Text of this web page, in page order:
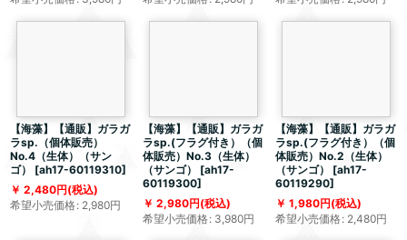
【海藻】【通販】ガラガ
ラsp.（個体販売）
No.4（生体）（サン
ゴ）
[ah17-60119310]
2,480円(税込)
希望小売価格: 2,980円
【海藻】【通販】ガラガ
ラsp.(フラグ付き）（個
体販売）No.3（生体）
（サンゴ）
[ah17-
60119300]
2,980円(税込)
希望小売価格: 3,980円
【海藻】【通販】ガラガ
ラsp.(フラグ付き）（個
体販売）No.2（生体）
（サンゴ）
[ah17-
60119290]
1,980円(税込)
希望小売価格: 2,480円